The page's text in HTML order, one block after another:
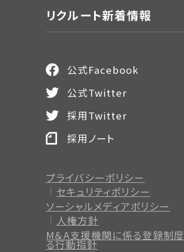
リクルート新着情報
プライバシーポリシー
セキュリティポリシー
ソーシャルメディアポリシー
人権方針
M＆A支援機関に係る登録制度
る行動指針
公式Facebook
公式Twitter
採用Twitter
採用ノート